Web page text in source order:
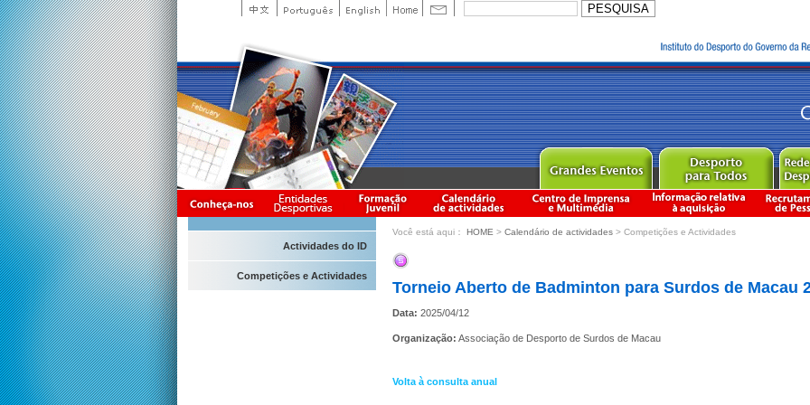
Actividades do ID
Competições e Actividades
Você está aqui： HOME > Calendário de actividades > Competições e Actividades
Torneio Aberto de Badminton para Surdos de Macau
Data: 2025/04/12
Organização: Associação de Desporto de Surdos de Macau
Volta à consulta anual